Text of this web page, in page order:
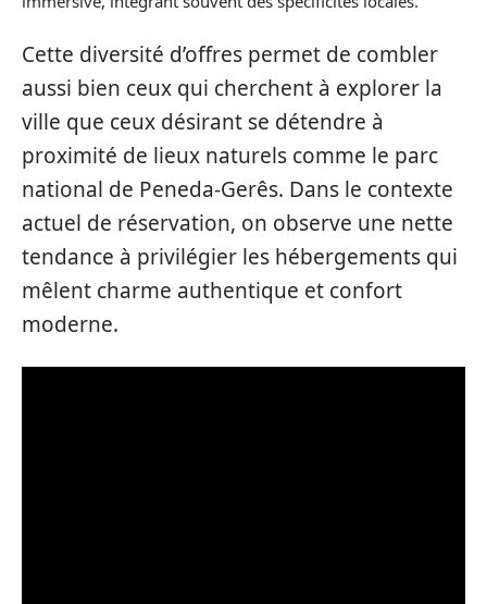
Cette diversité d’offres permet de combler
aussi bien ceux qui cherchent à explorer la
ville que ceux désirant se détendre à
proximité de lieux naturels comme le parc
national de Peneda-Gerês. Dans le contexte
actuel de réservation, on observe une nette
tendance à privilégier les hébergements qui
mêlent charme authentique et confort
moderne.